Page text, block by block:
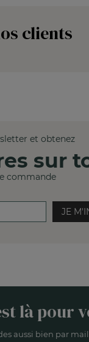
clients
et obtenez
sur
commande
JE
là pour
aussi bien par